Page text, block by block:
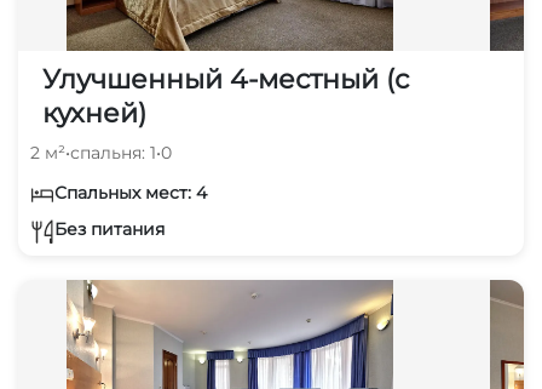
Улучшенный 4-местный (с
кухней)
2 м²•спальня: 1•0
Спальных мест: 4
Без питания